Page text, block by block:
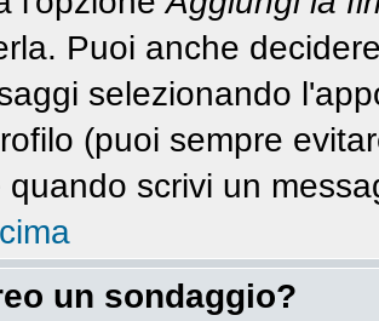
Puoi anche
selezionando
(puoi sempre
quando scrivi un
un sondaggio?